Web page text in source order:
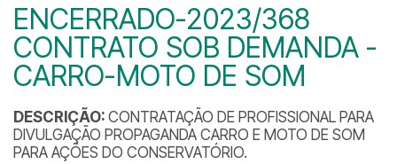
ENCERRADO-2023/368
CONTRATO SOB DEMANDA -
CARRO-MOTO DE SOM
DESCRIÇÃO: CONTRATAÇÃO DE PROFISSIONAL PARA
DIVULGAÇÃO PROPAGANDA CARRO E MOTO DE SOM
PARA AÇÕES DO CONSERVATÓRIO.